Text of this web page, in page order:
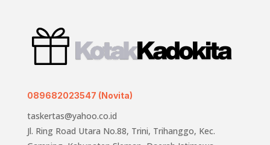
089682023547 (Novita)
taskertas@yahoo.co.id
Jl. Ring Road Utara No.88, Trini, Trihanggo, Kec.